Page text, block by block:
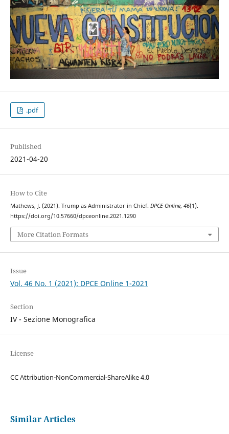
.pdf
Published
2021-04-20
How to Cite
Mathews, J. (2021). Trump as Administrator in Chief. DPCE Online, 46(1).
https://doi.org/10.57660/dpceonline.2021.1290
More Citation Formats
Issue
Vol. 46 No. 1 (2021): DPCE Online 1-2021
Section
IV - Sezione Monografica
License
CC Attribution-NonCommercial-ShareAlike 4.0
Similar Articles